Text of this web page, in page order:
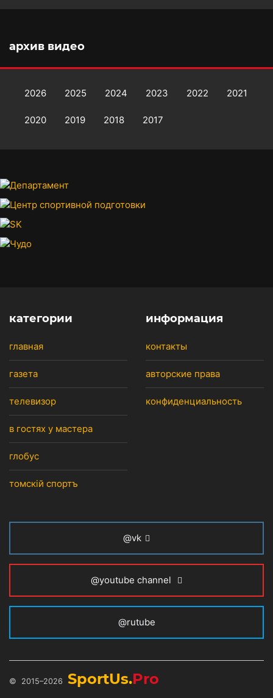
архив видео
2026 2025 2024 2023 2022 2021
2020 2019 2018 2017
категории
главная
газета
телевизор
в гостях у мастера
глобус
томскiй спортъ
информация
контакты
авторские права
конфиденциальность
@vk
@youtube channel
@rutube
© 2015–2026 SportUs.Pro